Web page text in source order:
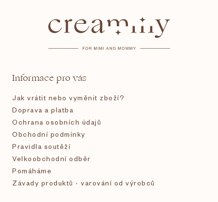
Informace pro vás
Jak vrátit nebo vyměnit zboží?
Doprava a platba
Ochrana osobních údajů
Obchodní podmínky
Pravidla soutěží
Velkoobchodní odběr
Pomáháme
Závady produktů - varování od výrobců